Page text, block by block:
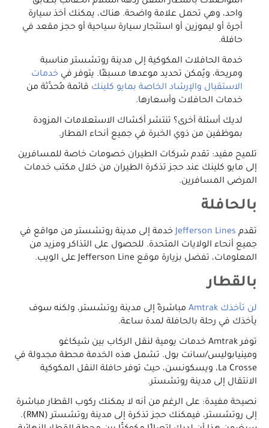
واحد، وهي تحمل علامة واضحة. هناك، يمكنك أخذ سيارة
أجرة أو ليموزين أو استئجار سيارة سياحية أو حجز مقعد في
حافلة.
خدمة الحافلات المكوكية إلى مدينة روتشستر مناسبة
ومريحة، ويُمكن تحديد موعدها مسبقًا. يتوفر في خدمات
الاستقبال والإرشاد الخاصة بمايو كلينك قائمة مُحدَّثة من
خدمات الحافلات وأسعارها.
لديك أسئلة أخرى؟ تنتشر أكشاك الاستعلامات المزودة
بموظفين من ذوي الخبرة في جميع أنحاء المطار.
تلميح مفيد: تقدم شركات الطيران خصومات خاصة للمسافرين
إلى مايو كلينك عند حجز تذكرة الطيران من خلال مكتب خدمات
المرضى المسافرين.
بالحافلة
تقدم Jefferson Linesخدمة إلى مدينة روتشستر من مواقع في
جميع أنحاء الولايات المتحدة. للحصول على التذاكر ومزيد من
المعلومات، تفضل بزيارة موقع Jefferson Line على الويب.
بالقطار
لن تأخذك Amtrak
مباشرةً إلى مدينة روتشستر، ولكنه سوف
يأخذك في رحلة بالحافلة لمدة ساعة.
توفر Amtrak خدمات يومية لنقل الركاب بين شيكاغو
ومينيابوليس/سانت بول. تشمل هذه الخدمة محطة مجدولة في
La Crosse، ويسكونسن، حيث توفر حافلة النقل المكوكية
الانتقال إلى مدينة روتشستر.
نصيحة مفيدة: على الرغم من أنه لا يمكنك ركوب القطار مباشرة
إلى روتشستر، فيمكنك حجز تذكرة إلى مدينة روتشستر (RMN).